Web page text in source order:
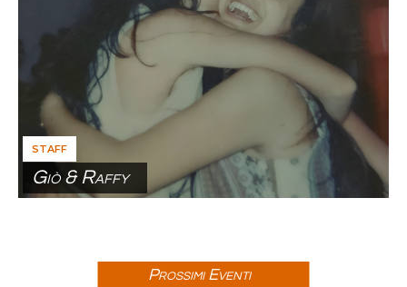
STAFF
Giò & Raffy
Prossimi Eventi